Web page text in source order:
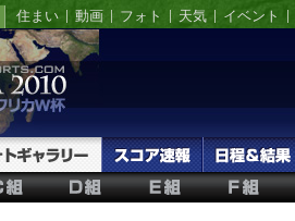
住まい 動画 フォト 天気 イベント